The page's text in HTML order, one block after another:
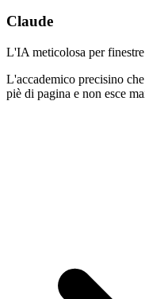
Claude
L'IA meticolosa per
L'accademico precisino
piè di pagina e non esce